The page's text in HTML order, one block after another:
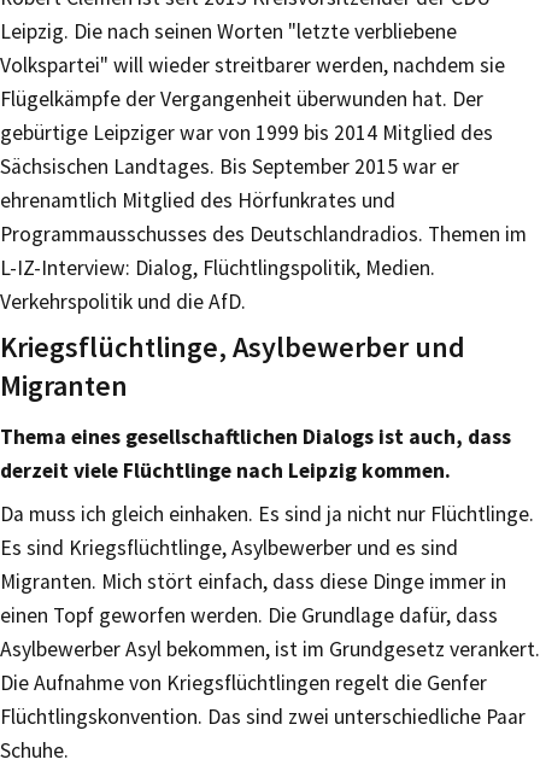
Leipzig. Die nach seinen Worten "letzte verbliebene
Volkspartei" will wieder streitbarer werden, nachdem sie
Flügelkämpfe der Vergangenheit überwunden hat. Der
gebürtige Leipziger war von 1999 bis 2014 Mitglied des
Sächsischen Landtages. Bis September 2015 war er
ehrenamtlich Mitglied des Hörfunkrates und
Programmausschusses des Deutschlandradios. Themen im
L-IZ-Interview: Dialog, Flüchtlingspolitik, Medien.
Verkehrspolitik und die AfD.
Kriegsflüchtlinge, Asylbewerber und
Migranten
Thema eines gesellschaftlichen Dialogs ist auch, dass
derzeit viele Flüchtlinge nach Leipzig kommen.
Da muss ich gleich einhaken. Es sind ja nicht nur Flüchtlinge.
Es sind Kriegsflüchtlinge, Asylbewerber und es sind
Migranten. Mich stört einfach, dass diese Dinge immer in
einen Topf geworfen werden. Die Grundlage dafür, dass
Asylbewerber Asyl bekommen, ist im Grundgesetz verankert.
Die Aufnahme von Kriegsflüchtlingen regelt die Genfer
Flüchtlingskonvention. Das sind zwei unterschiedliche Paar
Schuhe.